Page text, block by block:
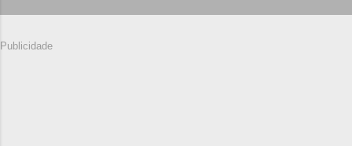
Publicidade